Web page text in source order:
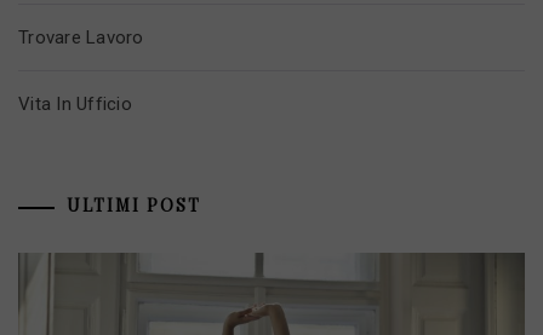
Trovare Lavoro
Vita In Ufficio
ULTIMI POST